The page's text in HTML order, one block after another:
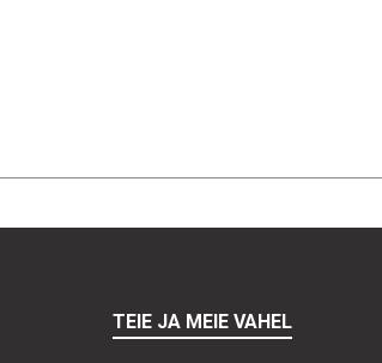
TEIE JA MEIE VAHEL